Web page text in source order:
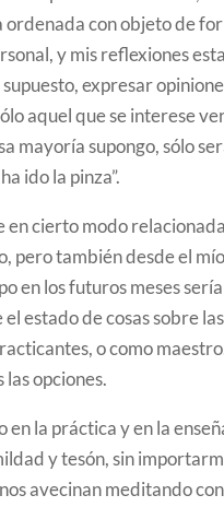
con objeto de
y mis reflexiones
expresar
aquel que se interese
mayoría supongo, sólo
ido la pinza”.
en cierto modo
pero también desde el
en los futuros meses
estado de cosas sobre
o como
opciones.
la práctica y en la
y tesón, sin
avecinan meditando